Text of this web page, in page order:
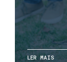
LER MAIS